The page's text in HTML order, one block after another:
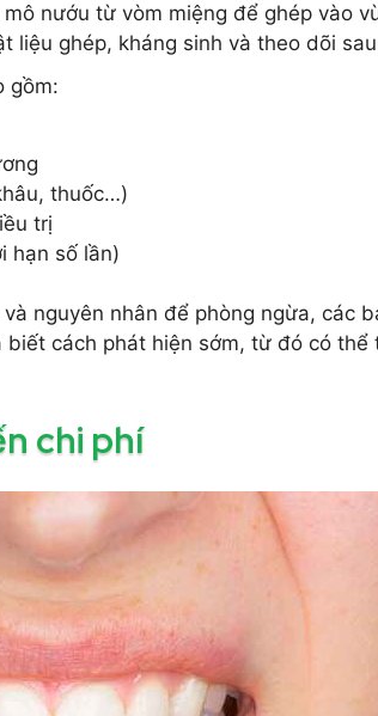
nướu từ vòm miệng để ghép vào
liệu ghép, kháng sinh và theo dõi
gồm:
thuốc…)
trị
hạn số lần)
nguyên nhân để phòng ngừa, các
cách phát hiện sớm, từ đó có thể
chi phí